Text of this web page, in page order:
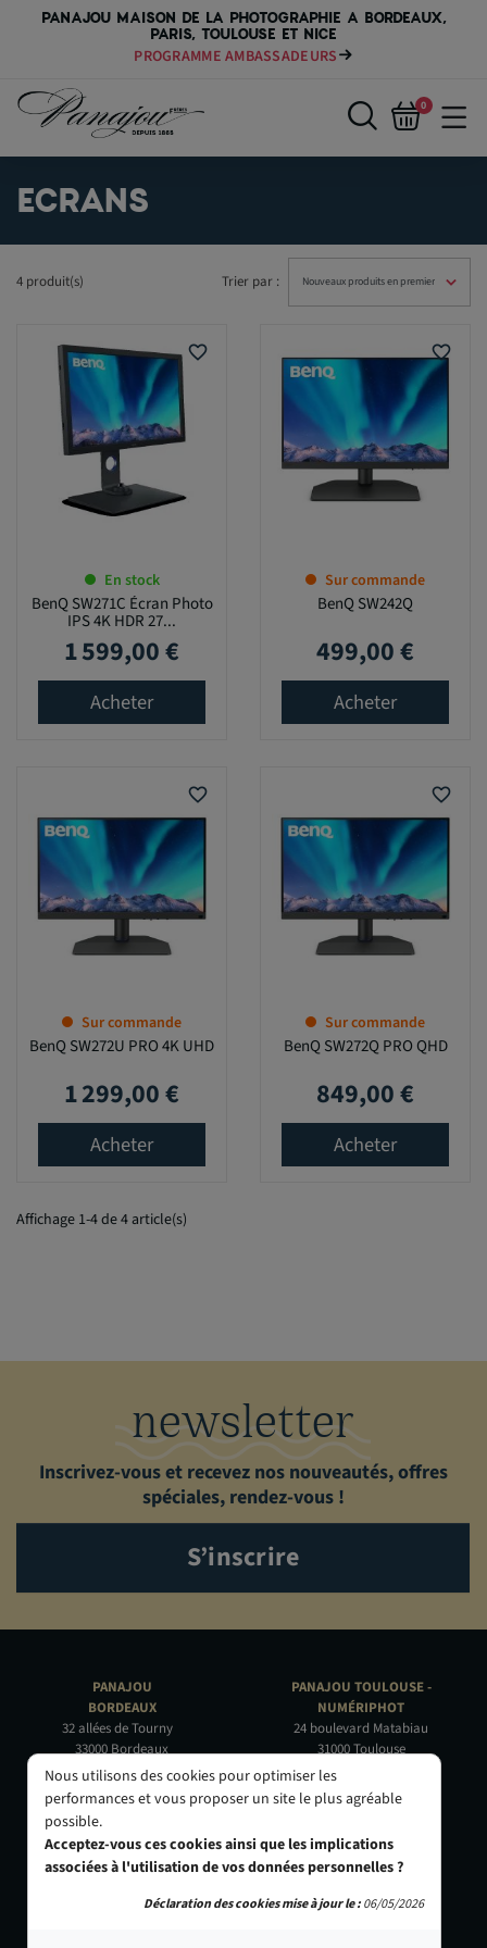
PANAJOU MAISON DE LA PHOTOGRAPHIE A BORDEAUX,
PARIS, TOULOUSE ET NICE
PROGRAMME AMBASSADEURS
0
ECRANS
4 produit(s) Trier par :
favorite_border
En stock
BenQ SW271C Écran Photo
IPS 4K HDR 27...
Prix
1 599,00 €
Acheter
favorite_border
Sur commande
BenQ SW242Q
Prix
499,00 €
Acheter
favorite_border
Sur commande
BenQ SW272U PRO 4K UHD
Prix
1 299,00 €
Acheter
favorite_border
Sur commande
BenQ SW272Q PRO QHD
Prix
849,00 €
Acheter
Affichage 1-4 de 4 article(s)
newsletter
Inscrivez-vous et recevez nos nouveautés, offres
spéciales, rendez-vous !
S’inscrire
PANAJOU
BORDEAUX
32 allées de Tourny
33000 Bordeaux
05 56 44 22 69
PANAJOU PARIS -
CIRQUE PHOTO
9, bd des Filles-du-Calvaire
75003 Paris
01 40 29 91 91
PANAJOU TOULOUSE -
NUMÉRIPHOT
24 boulevard Matabiau
31000 Toulouse
05 62 73 32 60
PANAJOU NICE -
OBJECTIF RIVIERA
24 Rue de l'Hôtel des Postes
06000 Nice
04 93 01 52 25
Nous utilisons des cookies pour optimiser les
performances et vous proposer un site le plus agréable
possible.
Acceptez-vous ces cookies ainsi que les implications
associées à l'utilisation de vos données personnelles ?
Déclaration des cookies mise à jour le :06/05/2026